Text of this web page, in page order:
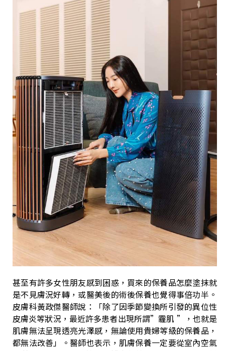
甚至有許多女性朋友感到困惑，買來的保養品怎麼塗抹就
是不見膚況好轉，或醫美後的術後保養也覺得事倍功半。
皮膚科黃政傑醫師說：「除了因季節變換所引發的異位性
皮膚炎等狀況，最近許多患者出現所謂”霾肌 ”，也就是
肌膚無法呈現透亮光澤感，無論使用貴婦等級的保養品，
都無法改善」。醫師也表示，肌膚保養一定要從室內空氣